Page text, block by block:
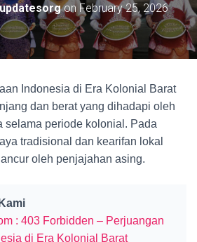
onFebruary 25, 2026
Indonesia di Era Kolonial Barat
dan berat yang dihadapi oleh
selama periode kolonial. Pada
tradisional dan kearifan lokal
oleh penjajahan asing.
: 403 Forbidden – Perjuangan
di Era Kolonial Barat